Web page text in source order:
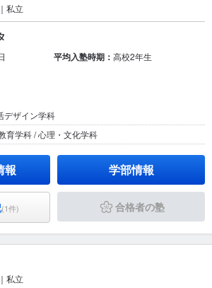
私立
平均入塾時期： 高校2年生
デザイン学科
育学科 / 心理・文化学科
報 学部情報
(1件) 合格者の塾
私立